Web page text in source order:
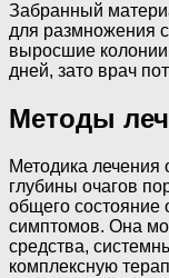
Забранный
для размножения
выросшие
дней, зато врач
Методы
Методика лечения
глубины очагов
общего состояние
симптомов. Она
средства,
комплексную